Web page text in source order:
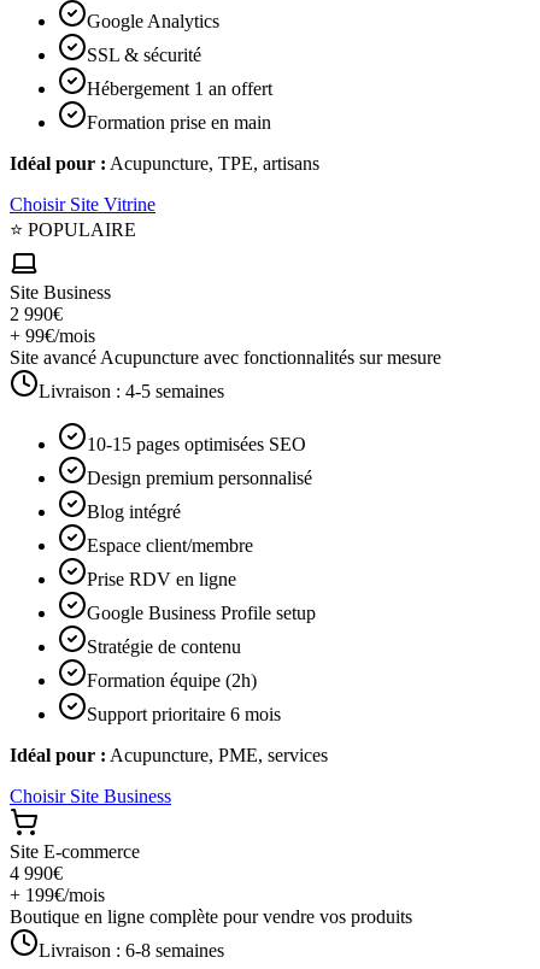
Google Analytics
SSL & sécurité
Hébergement 1 an offert
Formation prise en main
Idéal pour : Acupuncture, TPE, artisans
Choisir Site Vitrine
⭐ POPULAIRE
Site Business
2 990€
+ 99€/mois
Site avancé Acupuncture avec fonctionnalités sur mesure
Livraison : 4-5 semaines
10-15 pages optimisées SEO
Design premium personnalisé
Blog intégré
Espace client/membre
Prise RDV en ligne
Google Business Profile setup
Stratégie de contenu
Formation équipe (2h)
Support prioritaire 6 mois
Idéal pour : Acupuncture, PME, services
Choisir Site Business
Site E-commerce
4 990€
+ 199€/mois
Boutique en ligne complète pour vendre vos produits
Livraison : 6-8 semaines